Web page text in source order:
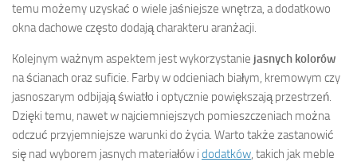
temu możemy uzyskać o wiele jaśniejsze wnętrza, a dodatkowo
okna dachowe często dodają charakteru aranżacji.
Kolejnym ważnym aspektem jest wykorzystanie jasnych kolorów
na ścianach oraz suficie. Farby w odcieniach białym, kremowym czy
jasnoszarym odbijają światło i optycznie powiększają przestrzeń.
Dzięki temu, nawet w najciemniejszych pomieszczeniach można
odczuć przyjemniejsze warunki do życia. Warto także zastanowić
się nad wyborem jasnych materiałów i dodatków, takich jak meble